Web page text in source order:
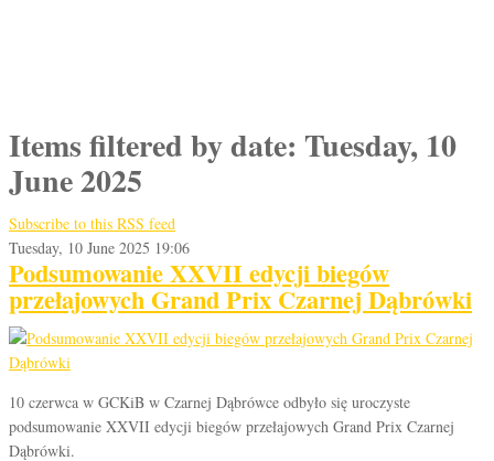
Items filtered by date: Tuesday, 10
June 2025
Subscribe to this RSS feed
Tuesday, 10 June 2025 19:06
Podsumowanie XXVII edycji biegów
przełajowych Grand Prix Czarnej Dąbrówki
10 czerwca w GCKiB w Czarnej Dąbrówce odbyło się uroczyste
podsumowanie XXVII edycji biegów przełajowych Grand Prix Czarnej
Dąbrówki.